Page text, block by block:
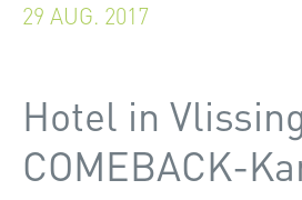
29 AUG. 2017
Hotel in
COMEBACK-